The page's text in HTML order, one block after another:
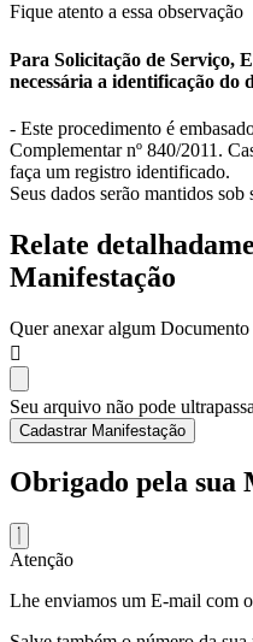
Fique atento a essa observação
Para Solicitação de Serviço,
necessária a identificação do
- Este procedimento é
Complementar nº 840/2011.
faça um registro identificado.
Seus dados serão mantidos sob
Relate
Manifestação
Quer anexar algum
Seu arquivo não pode
Cadastrar Manifestação
Obrigado pela sua
Atenção
Lhe enviamos um E-mail com